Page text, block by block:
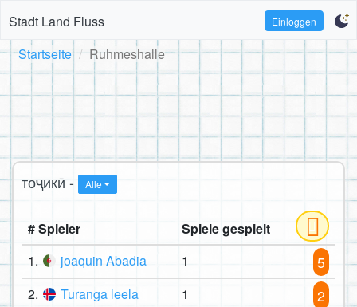
Stadt Land Fluss Einloggen
Startseite Ruhmeshalle
тоҷикӣ - Alle
# Spieler
Spiele gespielt
1.
joaquin Abadia 1 5
2. Turanga leela 1 2